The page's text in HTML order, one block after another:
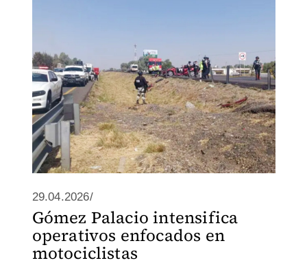
29.04.2026/
Gómez Palacio intensifica
operativos enfocados en
motociclistas